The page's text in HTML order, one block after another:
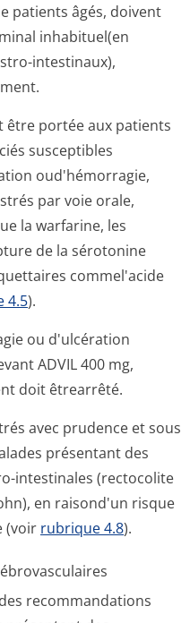
patients âgés, doivent
inhabituel(en
intestinaux),
portée aux patients
susceptibles
oud'hémorragie,
par voie orale,
la warfarine, les
de la sérotonine
commel'acide
4.5).
ou d'ulcération
ADVIL 400 mg,
doit êtrearrêté.
avec prudence et sous
présentant des
intestinales (rectocolite
en raisond'un risque
(voir rubrique 4.8).
recommandations